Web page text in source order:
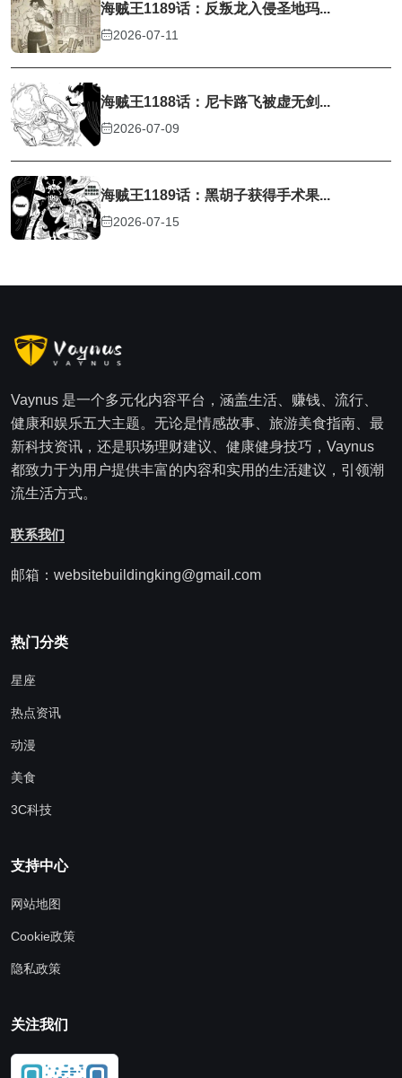
海贼王1189话：反叛龙入侵圣地玛...
2026-07-11
海贼王1188话：尼卡路飞被虚无剑...
2026-07-09
海贼王1189话：黑胡子获得手术果...
2026-07-15
Vaynus 是一个多元化内容平台，涵盖生活、赚钱、流行、
健康和娱乐五大主题。无论是情感故事、旅游美食指南、最
新科技资讯，还是职场理财建议、健康健身技巧，Vaynus
都致力于为用户提供丰富的内容和实用的生活建议，引领潮
流生活方式。
联系我们
邮箱：websitebuildingking@gmail.com
热门分类
星座
热点资讯
动漫
美食
3C科技
支持中心
网站地图
Cookie政策
隐私政策
关注我们